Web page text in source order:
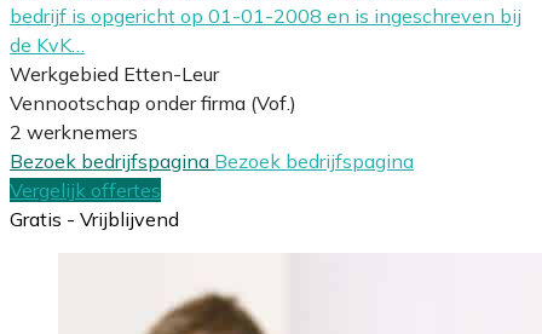
bedrijf is opgericht op 01-01-2008 en is ingeschreven bij
de KvK…
Werkgebied Etten-Leur
Vennootschap onder firma (Vof.)
2 werknemers
Bezoek bedrijfspagina Bezoek bedrijfspagina
Vergelijk offertes
Gratis - Vrijblijvend